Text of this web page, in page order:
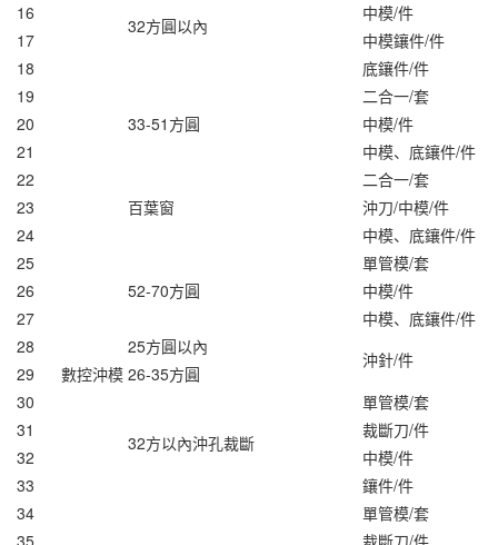
數控沖模
32方圓以內
16
中模/件
17
中模鑲件/件
18
底鑲件/件
19
33-51方圓
二合一/套
20
中模/件
21
中模、底鑲件/件
22
百葉窗
二合一/套
23
沖刀/中模/件
24
中模、底鑲件/件
25
52-70方圓
單管模/套
26
中模/件
27
中模、底鑲件/件
28
25方圓以內
沖針/件
29
26-35方圓
30
32方以內沖孔裁斷
單管模/套
31
裁斷刀/件
32
中模/件
33
鑲件/件
34
單管模/套
35
裁斷刀/件